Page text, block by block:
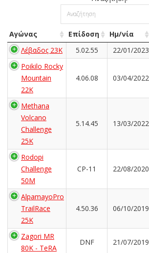
Αγώνας Επίδοση Ημ/νία
Λέβαδος 23Κ
5.02.55 22/01/2023
Poikilo Rocky
Mountain
22K
4.06.08 03/04/2022
Methana
Volcano
Challenge
25K
5.14.45 13/03/2022
Rodopi
Challenge
50M
CP-11 22/08/2020
AlpamayoPro
TrailRace
25K
4.50.36 06/10/2019
Zagori MR
80K - TeRA
DNF 21/07/2019